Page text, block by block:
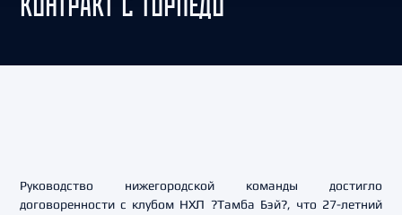
Руководство нижегородской команды достигло
договоренности с клубом НХЛ ?Тамба Бэй?, что 27-летний